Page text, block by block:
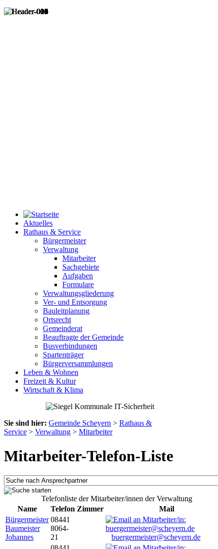
Aktuelles
Rathaus & Service
Bürgermeister
Verwaltung
Mitarbeiter
Sachgebiete
Aufgaben
Formulare
Verwaltungsgliederung
Ver- und Entsorgung
Bauleitplanung
Ortsrecht
Gemeinderat
Beauftragte der Gemeinde
Busverbindungen
Spartenträger
Bürgerversammlungen
Leben & Wohnen
Freizeit & Kultur
Wirtschaft & Klima
Sie sind hier: Gemeinde Scheyern > Rathaus &
Service > Verwaltung > Mitarbeiter
Mitarbeiter-Telefon-Liste
Telefonliste der Mitarbeiter/innen der Verwaltung
Name
Telefon Zimmer
Mail
Bürgermeister
Baumeister
Johannes
08441
8064-
21
buergermeister@scheyern.de